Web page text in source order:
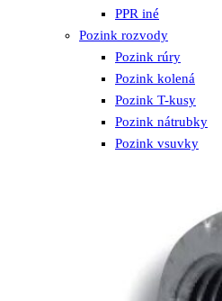
PPR iné
Pozink rozvody
Pozink rúry
Pozink kolená
Pozink T-kusy
Pozink nátrubky
Pozink vsuvky